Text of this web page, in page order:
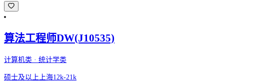
算法工程师DW(J10535)
计算机类 · 统计学类
硕士及以上 上海12k-21k